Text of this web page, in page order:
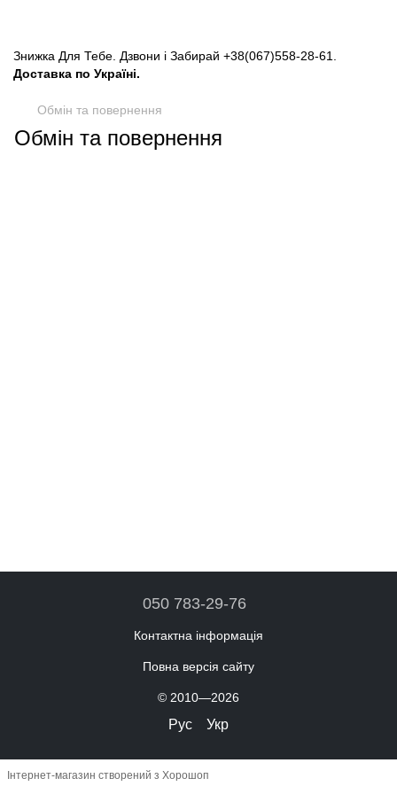
Знижка Для Тебе. Дзвони і Забирай +38(067)558-28-61
Доставка по Україні.
Обмін та повернення
Обмін та повернення
050 783-29-76
Контактна інформація
Повна версія сайту
© 2010—2026
Рус Укр
Інтернет-магазин створений з Хорошоп